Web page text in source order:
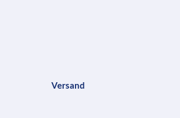
Versand